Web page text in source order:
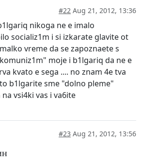
#22 Aug 21, 2012, 13:36
nikoga ne e imalo
socializ1m i si izkarate glavite ot
vreme da se zapoznaete s
moje i b1lgariq da ne e
kvato e sega .... no znam 4e tva
b1lgarite sme "dolno pleme"
vsi4ki vas i va6ite
#23 Aug 21, 2012, 13:56